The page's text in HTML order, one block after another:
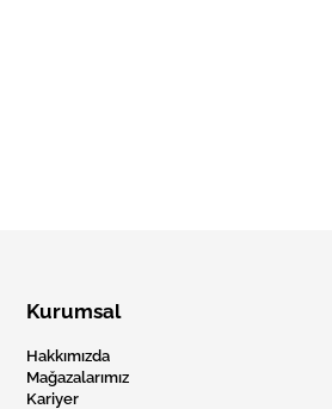
Kurumsal
Hakkımızda
Mağazalarımız
Kariyer